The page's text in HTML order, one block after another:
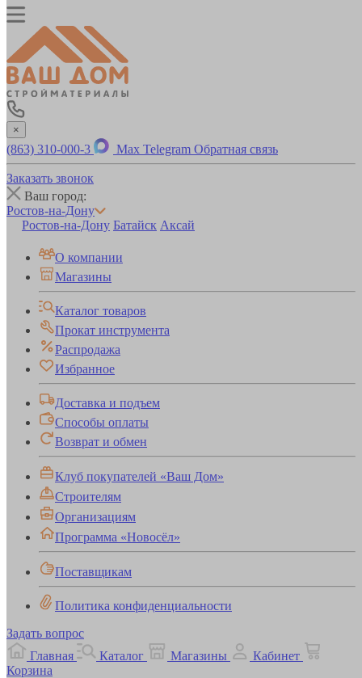
×
(863) 310-000-3 Max Telegram Обратная связь
Заказать звонок
Ваш город:
Ростов-на-Дону
Ростов-на-Дону Батайск Аксай
О компании
Магазины
Каталог товаров
Прокат инструмента
Распродажа
Избранное
Доставка и подъем
Способы оплаты
Возврат и обмен
Клуб покупателей «Ваш Дом»
Строителям
Организациям
Программа «Новосёл»
Поставщикам
Политика конфиденциальности
Задать вопрос
Главная
Каталог Магазины
Кабинет
Корзина